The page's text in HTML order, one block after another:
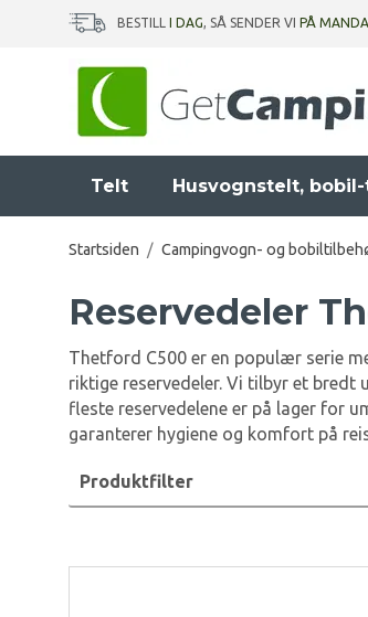
BESTILL I DAG, SÅ SENDER VI PÅ
Telt Husvognstelt,
Startsiden / Campingvogn- og
Reservedeler
Thetford C500 er en populær serie
riktige reservedeler. Vi tilbyr et
fleste reservedelene er på lager for
garanterer hygiene og komfort på
Produktfilter